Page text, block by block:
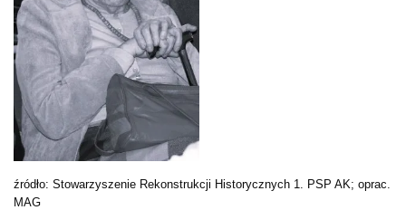
źródło: Stowarzyszenie Rekonstrukcji Historycznych 1. PSP AK; oprac.
MAG